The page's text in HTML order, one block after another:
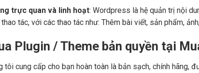
trực quan và linh hoạt: Wordpress là hệ quản trị nội
tác, với các thao tác như: Thêm bài viết, sản phẩm,
Plugin / Theme bản quyền tại
tôi cung cấp cho bạn hoàn toàn là bản sạch, chính